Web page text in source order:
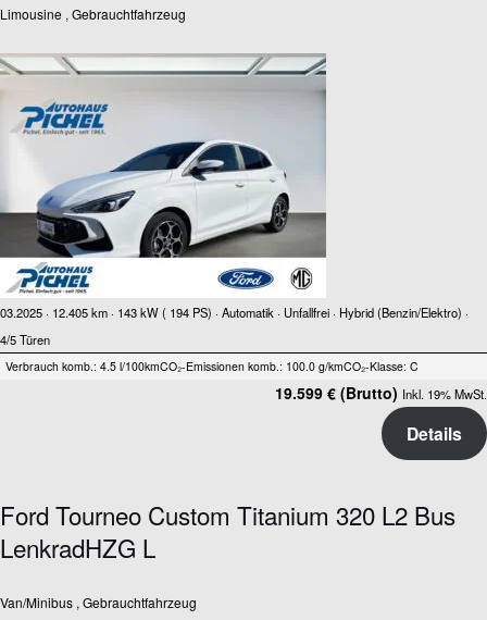
Limousine , Gebrauchtfahrzeug
03.2025 · 12.405 km · 143 kW ( 194 PS) · Automatik · Unfallfrei · Hybrid (Benzin/Elektro) ·
4/5 Türen
Verbrauch komb.: 4.5 l/100kmCO₂-Emissionen komb.: 100.0 g/kmCO₂-Klasse: C
19.599 € (Brutto) Inkl. 19% MwSt.
Details
Ford Tourneo Custom Titanium 320 L2 Bus
LenkradHZG L
Van/Minibus , Gebrauchtfahrzeug